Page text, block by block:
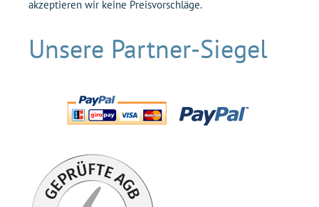
akzeptieren wir keine Preisvorschläge.
Unsere Partner-Siegel